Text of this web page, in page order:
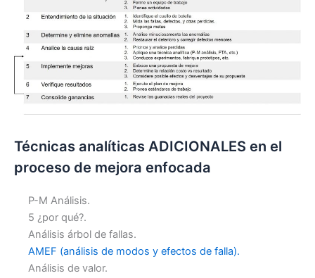
Técnicas analíticas ADICIONALES en el
proceso de mejora enfocada
P-M Análisis.
5 ¿por qué?.
Análisis árbol de fallas.
AMEF (análisis de modos y efectos de falla).
Análisis de valor.